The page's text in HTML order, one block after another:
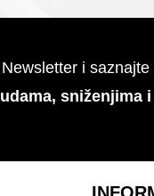
i
sniženjima